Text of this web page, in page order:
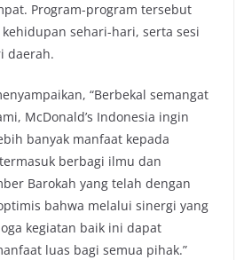
Program-program tersebut
sehari-hari, serta sesi
daerah.
“Berbekal semangat
McDonald’s Indonesia ingin
banyak manfaat kepada
berbagi ilmu dan
Barokah yang telah dengan
bahwa melalui sinergi yang
kegiatan baik ini dapat
luas bagi semua pihak.”